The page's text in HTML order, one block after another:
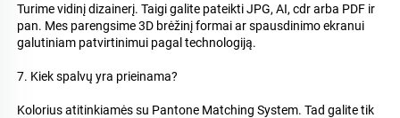
Turime vidinį dizainerį. Taigi galite pateikti JPG, AI, cdr arba PDF ir
pan. Mes parengsime 3D brėžinį formai ar spausdinimo ekranui
galutiniam patvirtinimui pagal technologiją.
7. Kiek spalvų yra prieinama?
Kolorius atitinkiamės su Pantone Matching System. Tad galite tik